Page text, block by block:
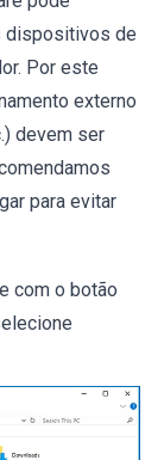
dispositivos de
Por este
externo
devem ser
para evitar
com o botão